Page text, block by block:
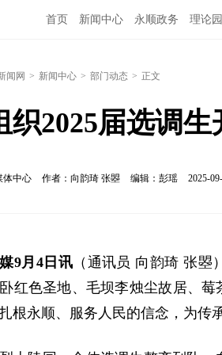
首页 新闻中心 永顺政务 理论
闻网 > 新闻中心 > 部门动态 > 正文
织2025届选调
体中心 作者：向韵琦 张曌 编辑：彭瑶 2025-
9月4日讯 （通讯员 向韵琦 张
红色圣地、毛坝李烛尘故居、
根永顺、服务人民的信念，为传